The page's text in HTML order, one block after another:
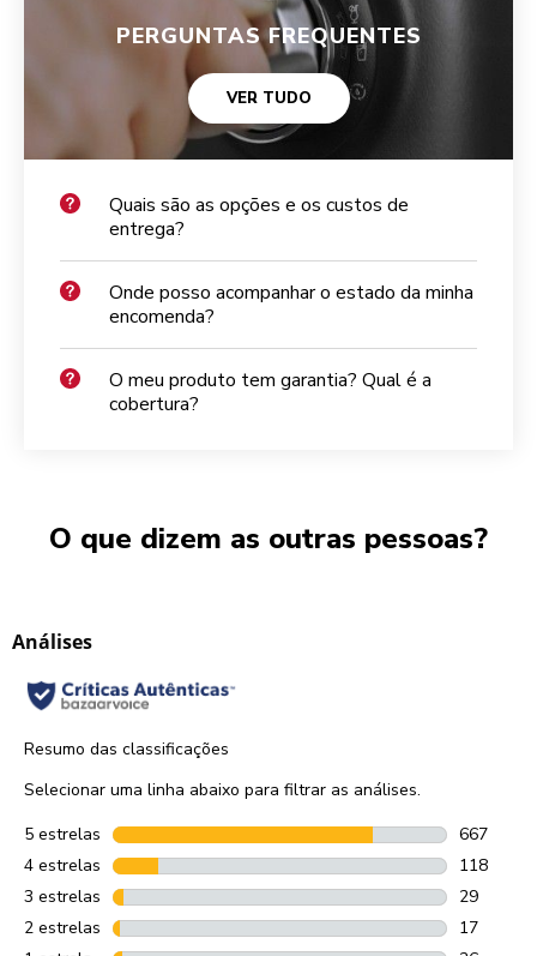
PERGUNTAS FREQUENTES
VER TUDO
Quais são as opções e os custos de
entrega?
Onde posso acompanhar o estado da minha
encomenda?
O meu produto tem garantia? Qual é a
cobertura?
O que dizem as outras pessoas?